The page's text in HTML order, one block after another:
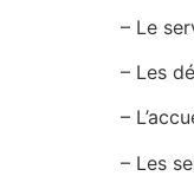
– Le
– Les
–
– Les